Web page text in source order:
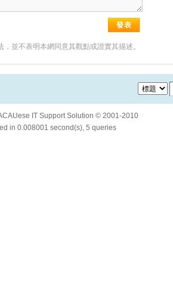
並不表明本網同意其觀點或證實其描述。
IT Support Solution © 2001-2010
in 0.008001 second(s), 5 queries